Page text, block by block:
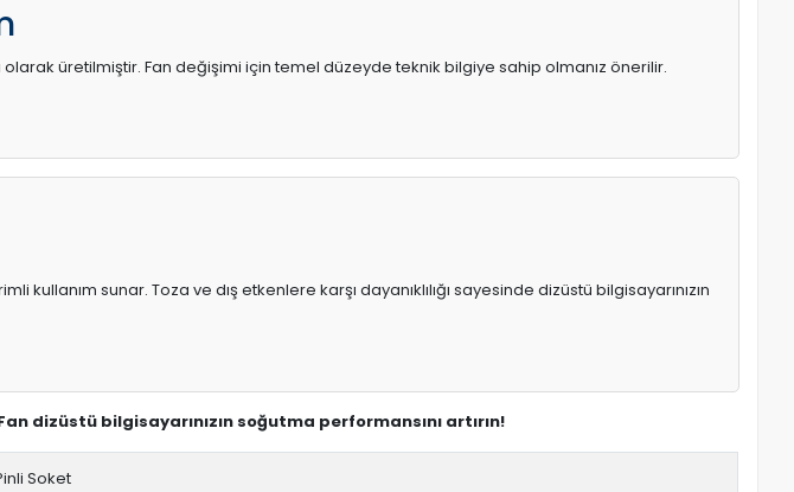
üretilmiştir. Fan değişimi için temel düzeyde teknik bilgiye sahip olmanız önerilir.
sunar. Toza ve dış etkenlere karşı dayanıklılığı sayesinde dizüstü bilgisayarınızın
dizüstü bilgisayarınızın soğutma performansını artırın!
Soket